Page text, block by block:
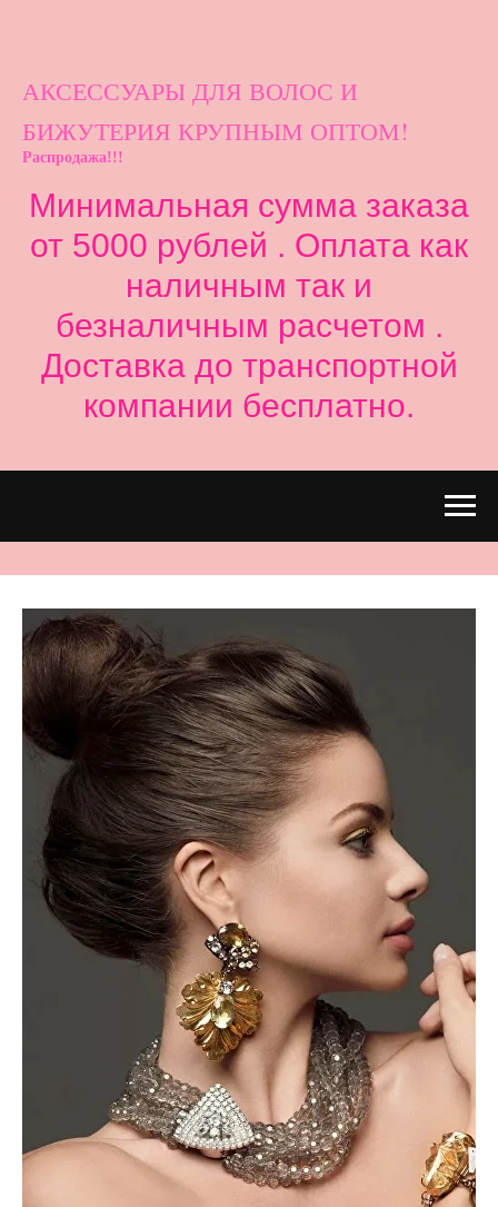
АКСЕССУАРЫ ДЛЯ ВОЛОС И
БИЖУТЕРИЯ КРУПНЫМ ОПТОМ!
Распродажа!!!
Минимальная сумма заказа
от 5000 рублей . Оплата как
наличным так и
безналичным расчетом .
Доставка до транспортной
компании бесплатно.